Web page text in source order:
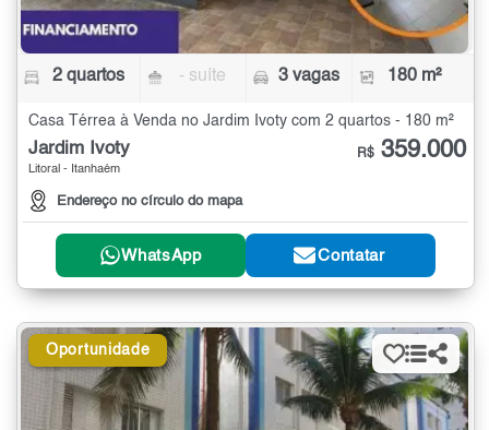
2 quartos - suíte 3 vagas 180 m²
Casa Térrea à Venda no Jardim Ivoty com 2 quartos - 180 m²
Jardim Ivoty
Litoral - Itanhaém
Endereço no círculo do mapa
R$ 359.000
WhatsApp Contatar
Oportunidade